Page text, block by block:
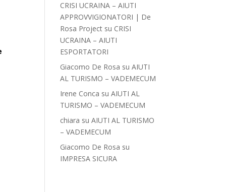
CRISI UCRAINA – AIUTI
APPROVVIGIONATORI | De
Rosa Project su CRISI
UCRAINA – AIUTI
ESPORTATORI
Giacomo De Rosa suAIUTI
AL TURISMO – VADEMECUM
Irene Conca suAIUTI AL
TURISMO – VADEMECUM
chiara suAIUTI AL TURISMO
– VADEMECUM
Giacomo De Rosa su
IMPRESA SICURA